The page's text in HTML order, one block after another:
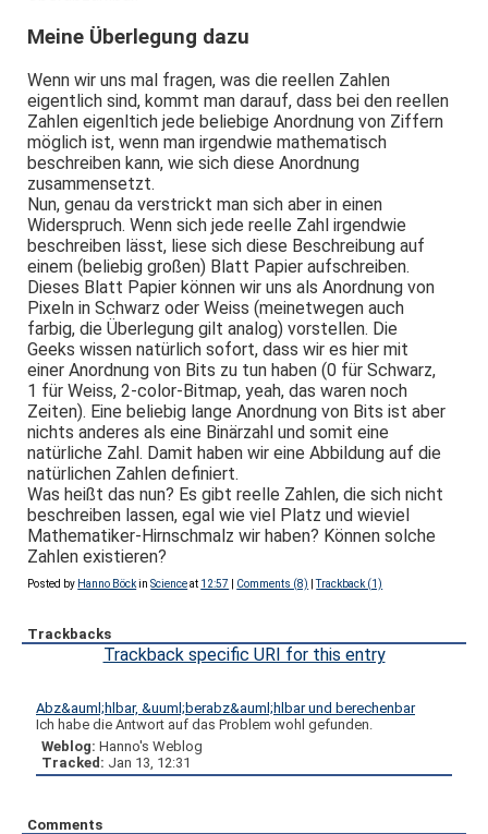
Meine Überlegung dazu
Wenn wir uns mal fragen, was die reellen Zahlen
eigentlich sind, kommt man darauf, dass bei den reellen
Zahlen eigenltich jede beliebige Anordnung von Ziffern
möglich ist, wenn man irgendwie mathematisch
beschreiben kann, wie sich diese Anordnung
zusammensetzt.
Nun, genau da verstrickt man sich aber in einen
Widerspruch. Wenn sich jede reelle Zahl irgendwie
beschreiben lässt, liese sich diese Beschreibung auf
einem (beliebig großen) Blatt Papier aufschreiben.
Dieses Blatt Papier können wir uns als Anordnung von
Pixeln in Schwarz oder Weiss (meinetwegen auch
farbig, die Überlegung gilt analog) vorstellen. Die
Geeks wissen natürlich sofort, dass wir es hier mit
einer Anordnung von Bits zu tun haben (0 für Schwarz,
1 für Weiss, 2-color-Bitmap, yeah, das waren noch
Zeiten). Eine beliebig lange Anordnung von Bits ist aber
nichts anderes als eine Binärzahl und somit eine
natürliche Zahl. Damit haben wir eine Abbildung auf die
natürlichen Zahlen definiert.
Was heißt das nun? Es gibt reelle Zahlen, die sich nicht
beschreiben lassen, egal wie viel Platz und wieviel
Mathematiker-Hirnschmalz wir haben? Können solche
Zahlen existieren?
Posted by Hanno BöckinScienceat 12:57 Comments (8) |Trackback (1)
Trackbacks
Trackback specific URI for this entry
Abz&auml;hlbar, &uuml;berabz&auml;hlbar und berechenbar
Ich habe die Antwort auf das Problem wohl gefunden.
Weblog: Hanno's Weblog
Tracked: Jan 13, 12:31
Comments